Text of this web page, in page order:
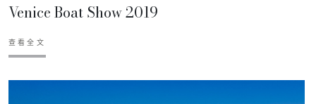
Venice Boat Show 2019
查看全文